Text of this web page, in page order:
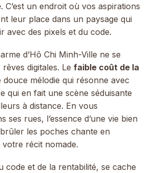
. C’est un endroit où vos aspirations
leur place dans un paysage qui
avec des pixels et du code.
d’Hô Chi Minh-Ville ne se
digitales. Le faible coût de la
douce mélodie qui résonne avec
qui en fait une scène séduisante
à distance. En vous
ses rues, l’essence d’une vie bien
les poches chante en
récit nomade.
code et de la rentabilité, se cache